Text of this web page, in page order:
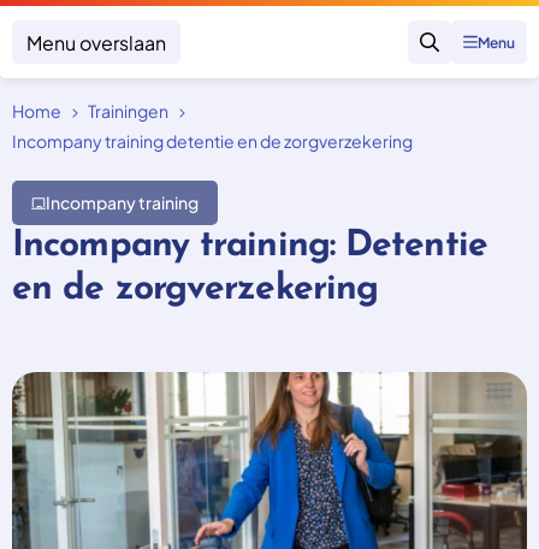
Menu overslaan
Zoeken
Menu
Klacht indienen
Onderwerpen
Zorgverzekering afsluiten
Zorgverzekering betalen
Vergoeding van zorg
Zorg in het buitenland
Focus en impact
Uitspraken
Nieuws
Casussen
Vacatures
Contact
Home
Trainingen
Incompany training detentie en de zorgverzekering
Incompany training: Detentie
en de zorgverzekering
Incompany training